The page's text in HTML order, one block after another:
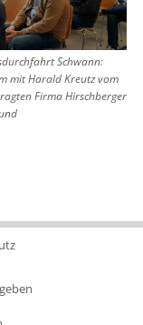
Schwann:
mit Harald Kreutz vom
Firma Hirschberger